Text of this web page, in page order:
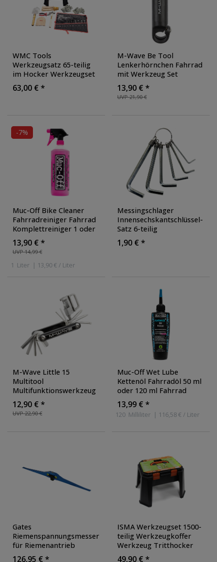
WMC Tools
Werkzeugsatz 65-teilig
im Hocker Werkzeugset
Heimwerker Werkzeug
Set Tritthocker
63,00 € *
M-Wave Be Tool
Lenkerhörnchen Fahrrad
mit Werkzeug Set
Lenkerzusatzgriffe mit
Fahrradwerkzeug MTB
Hörnchen
UVP 21,90 €
13,90 € *
-7%
Muc-Off Bike Cleaner
Fahrradreiniger Fahrrad
Komplettreiniger 1 oder
5 Liter Nano Tech
UVP 14,99 €
13,90 € *
1 Liter | 13,90 € / Liter
Messingschlager
Innensechskantschlüssel-
Satz 6-teilig
Innensechskant
Schlüsselsatz Fahrrad E
1,90 € *
M-Wave Little 15
Multitool
Multifunktionswerkzeug
Fahrradwerkzeug Set für
unterwegs Minitool 15
Funktionen
UVP 22,90 €
12,90 € *
Muc-Off Wet Lube
Kettenöl Fahrradöl 50 ml
oder 120 ml Fahrrad
Pflege Kette
13,99 € *
120 Milliliter | 116,58 € / Liter
Gates
Riemenspannungsmesser
für Riemenantrieb
Fahrrad Riemen E Bike
126,95 € *
ISMA Werkzeugset 1500-
teilig Werkzeugkoffer
Werkzeug Tritthocker
Heimwerker
49,90 € *